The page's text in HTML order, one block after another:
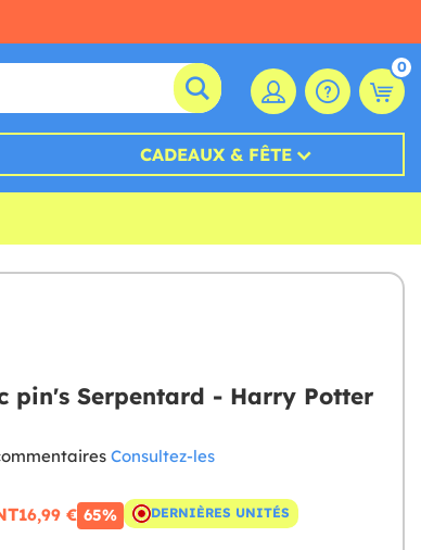
0
CADEAUX & FÊTE
pin's Serpentard - Harry Potter
Consultez-les
16,99 € 65% DERNIÈRES UNITÉS